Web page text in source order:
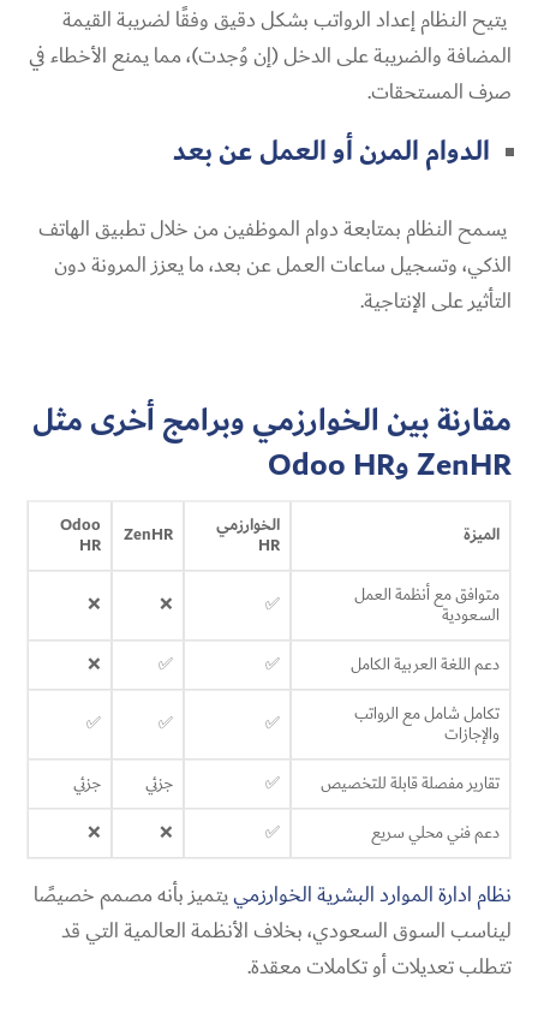
يتيح النظام إعداد الرواتب بشكل دقيق وفقًا لضريبة القيمة
المضافة والضريبة على الدخل (إن وُجدت)، مما يمنع الأخطاء في
صرف المستحقات.
الدوام المرن أو العمل عن بعد
يسمح النظام بمتابعة دوام الموظفين من خلال تطبيق الهاتف
الذكي، وتسجيل ساعات العمل عن بعد، ما يعزز المرونة دون
التأثير على الإنتاجية.
مقارنة بين الخوارزمي وبرامج أخرى مثل
ZenHR وOdoo HR
الميزة الخوارزمي
HR
ZenHR
Odoo
HR
متوافق مع أنظمة العمل
السعودية ✅
❌
❌
دعم اللغة العربية الكامل ✅
✅
❌
تكامل شامل مع الرواتب
والإجازات ✅
✅
✅
تقارير مفصلة قابلة للتخصيص ✅ جزئي
جزئي
دعم فني محلي سريع
✅
❌
❌
نظام ادارة الموارد البشرية الخوارزمييتميز بأنه مصمم خصيصًا
ليناسب السوق السعودي، بخلاف الأنظمة العالمية التي قد
تتطلب تعديلات أو تكاملات معقدة.